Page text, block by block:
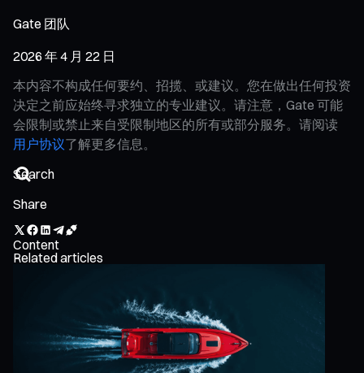
Gate 团队
2026 年 4 月 22 日
本内容不构成任何要约、招揽、或建议。您在做出任何投资
决定之前应始终寻求独立的专业建议。请注意，Gate 可能
会限制或禁止来自受限制地区的所有或部分服务。请阅读
用户协议了解更多信息。
Share
Content
Related articles